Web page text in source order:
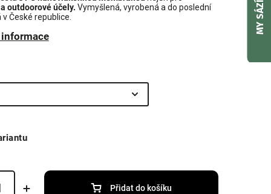
outdoorové účely. Vymyšlená, vyrobená a do poslední
České republice.
Přidat do košíku
MY SÁZÍME